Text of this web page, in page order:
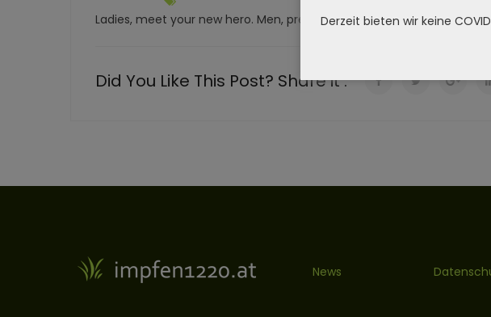
Ladies, meet your new hero. Men, prepare to be humbled. My friend
Did You Like This Post? Share it :
News
Derzeit bieten wir keine